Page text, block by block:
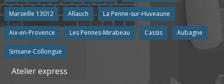
Marseille 13012 Allauch La Penne-sur-Huveaune
Aix-en-Provence Les Pennes-Mirabeau Cassis Aubagne
Simiane-Collongue
Atelier express